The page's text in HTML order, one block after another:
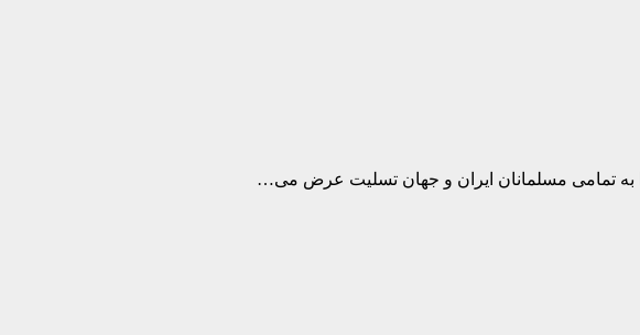
تمامی مسلمانان ایران و جهان تسلیت عرض می…